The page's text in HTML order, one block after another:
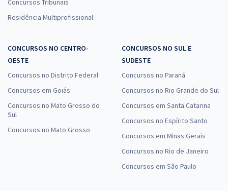
Concursos Tribunais
Residência Multiprofissional
CONCURSOS NO CENTRO-
OESTE
Concursos no Distrito Federal
Concursos em Goiás
Concursos no Mato Grosso do
Sul
Concursos no Mato Grosso
CONCURSOS NO SUL E
SUDESTE
Concursos no Paraná
Concursos no Rio Grande do Sul
Concursos em Santa Catarina
Concursos no Espírito Santo
Concursos em Minas Gerais
Concursos no Rio de Janeiro
Concursos em São Paulo